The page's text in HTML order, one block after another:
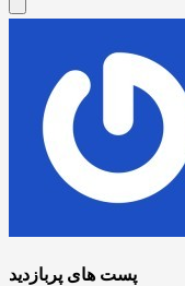
پست های پربازدید